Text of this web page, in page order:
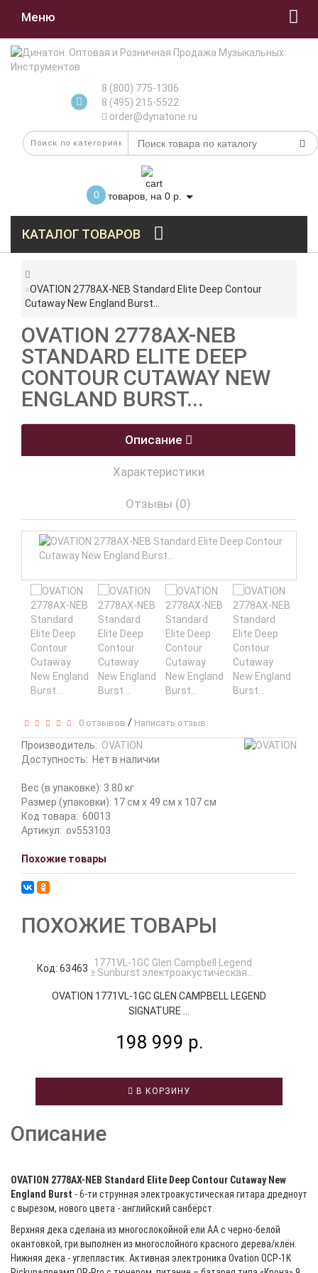
Меню
8 (800) 775-1306
8 (495) 215-5522
order@dynatone.ru
0 товаров, на 0 р.
КАТАЛОГ ТОВАРОВ
OVATION 2778AX-NEB Standard Elite Deep Contour
Cutaway New England Burst...
OVATION 2778AX-NEB
STANDARD ELITE DEEP
CONTOUR CUTAWAY NEW
ENGLAND BURST...
Описание
Характеристики
Отзывы (0)
0 отзывов / Написать отзыв
Производитель: OVATION
Доступность: Нет в наличии
Вес (в упаковке): 3.80 кг
Размер (упаковки): 17 см x 49 см x 107 см
Код товара: 60013
Артикул: ov553103
Похожие товары
ПОХОЖИЕ ТОВАРЫ
Код: 63463
OVATION 1771VL-1GC GLEN CAMPBELL LEGEND
SIGNATURE ...
198 999 р.
В КОРЗИНУ
Описание
OVATION 2778AX-NEB Standard Elite Deep Contour Cutaway New
England Burst - 6-ти струнная электроакустическая гитара дредноут
с вырезом, нового цвета - английский санбёрст.
Верхняя дека сделана из многослокойной ели АА с черно-белой
окантовкой, гри выполнен из многослойного красного дерева/клён.
Нижняя дека - углепластик. Активная электроника Ovation OCP-1K